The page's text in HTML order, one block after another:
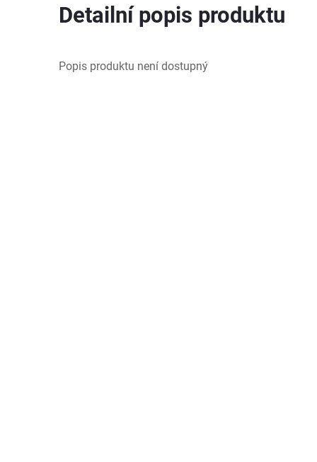
Detailní popis produktu
Popis produktu není dostupný